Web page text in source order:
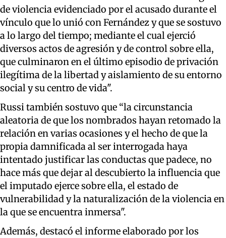
de violencia evidenciado por el acusado durante el
vínculo que lo unió con Fernández y que se sostuvo
a lo largo del tiempo; mediante el cual ejerció
diversos actos de agresión y de control sobre ella,
que culminaron en el último episodio de privación
ilegítima de la libertad y aislamiento de su entorno
social y su centro de vida".
Russi también sostuvo que “la circunstancia
aleatoria de que los nombrados hayan retomado la
relación en varias ocasiones y el hecho de que la
propia damnificada al ser interrogada haya
intentado justificar las conductas que padece, no
hace más que dejar al descubierto la influencia que
el imputado ejerce sobre ella, el estado de
vulnerabilidad y la naturalización de la violencia en
la que se encuentra inmersa".
Además, destacó el informe elaborado por los